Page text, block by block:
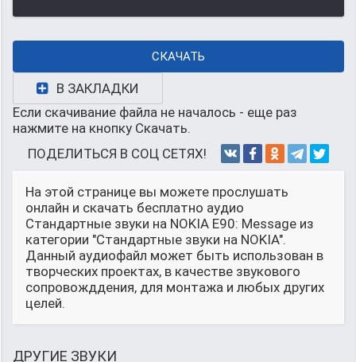
СКАЧАТЬ
В ЗАКЛАДКИ
Если скачивание файла не началось - еще раз
нажмите на кнопку Скачать.
ПОДЕЛИТЬСЯ В СОЦ СЕТЯХ!
На этой странице вы можете прослушать
онлайн и скачать бесплатно аудио
Стандартные звуки на NOKIA E90: Message из
категории "Стандартные звуки на NOKIA".
Данный аудиофайл может быть использован в
творческих проектах, в качестве звукового
сопровожддения, для монтажа и любых других
целей.
ДРУГИЕ ЗВУКИ